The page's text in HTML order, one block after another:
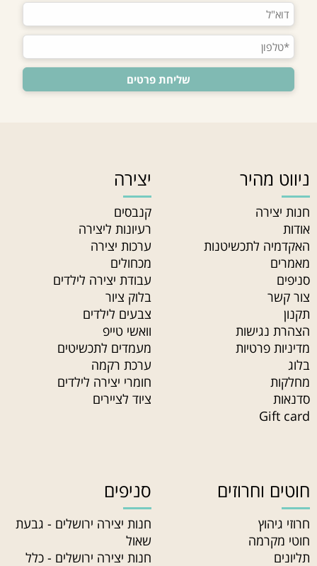
ניווט מהיר
חנות יצירה
אודות
האקדמיה לתכשיטנות
מאמרים
סניפים
צור קשר
תקנון
הצהרת נגישות
מדיניות פרטיות
בלוג
מחלקות
סדנאות
Gift card
יצירה
קנבסים
רעיונות ליצירה
ערכות יצירה
מכחולים
עבודת יצירה לילדים
בלוק ציור
צבעים לילדים
וואשי טייפ
מעמדים לתכשיטים
ערכת רקמה
חומרי יצירה לילדים
ציוד לציירים
חוטים וחרוזים
חרוזי גיהוץ
חוטי מקרמה
תליונים
סניפים
חנות יצירה ירושלים - גבעת
שאול
חנות יצירה ירושלים - כלל